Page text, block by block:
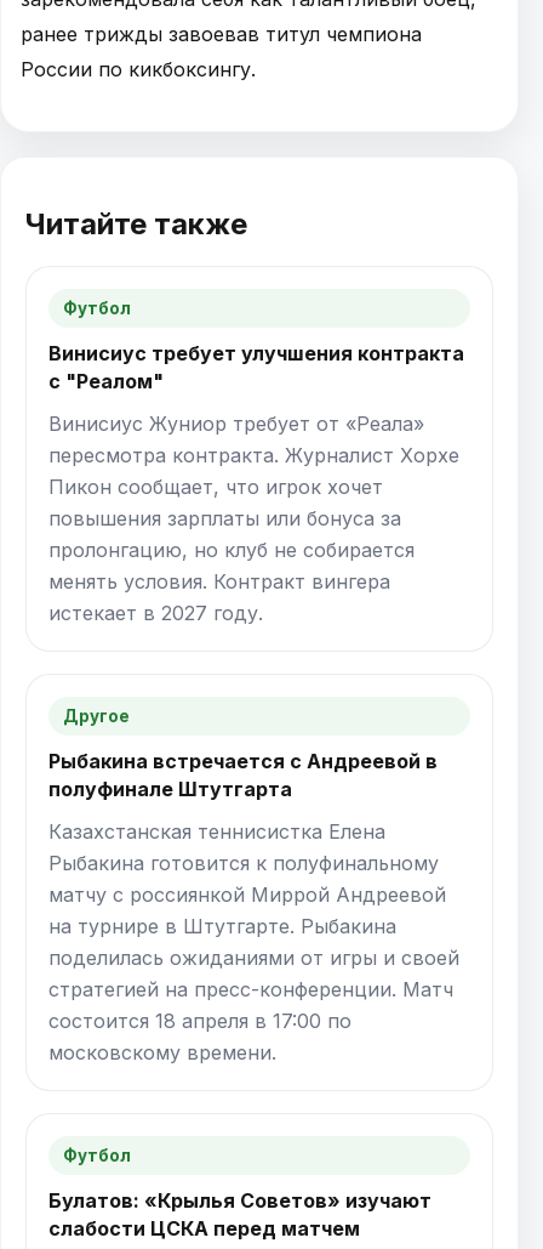
ранее трижды завоевав титул чемпиона
России по кикбоксингу.
Читайте также
Футбол
Винисиус требует улучшения контракта
с "Реалом"
Винисиус Жуниор требует от «Реала»
пересмотра контракта. Журналист Хорхе
Пикон сообщает, что игрок хочет
повышения зарплаты или бонуса за
пролонгацию, но клуб не собирается
менять условия. Контракт вингера
истекает в 2027 году.
Другое
Рыбакина встречается с Андреевой в
полуфинале Штутгарта
Казахстанская теннисистка Елена
Рыбакина готовится к полуфинальному
матчу с россиянкой Миррой Андреевой
на турнире в Штутгарте. Рыбакина
поделилась ожиданиями от игры и своей
стратегией на пресс-конференции. Матч
состоится 18 апреля в 17:00 по
московскому времени.
Футбол
Булатов: «Крылья Советов» изучают
слабости ЦСКА перед матчем